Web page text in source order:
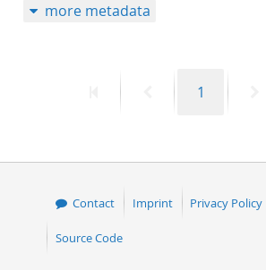
more metadata
PreviousPage
1
Contact Imprint Privacy Policy
Source Code